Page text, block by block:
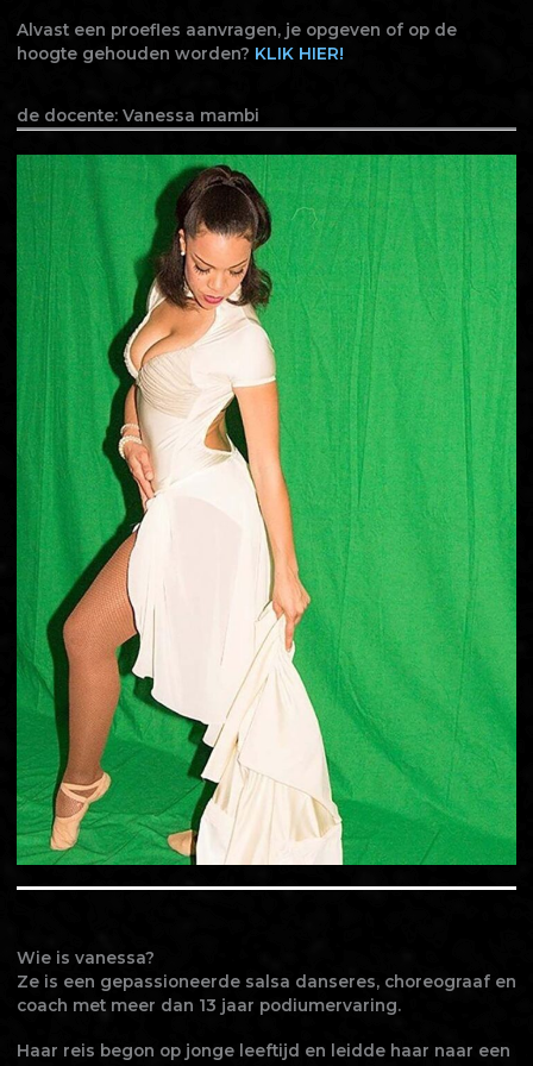
Alvast een proefles aanvragen, je opgeven of op de
hoogte gehouden worden? KLIKHIER!
de docente: Vanessa mambi
Wie is vanessa?
Ze is een gepassioneerde salsa danseres, choreograaf en
coach met meer dan 13 jaar podiumervaring.
Haar reis begon op jonge leeftijd en leidde haar naar een